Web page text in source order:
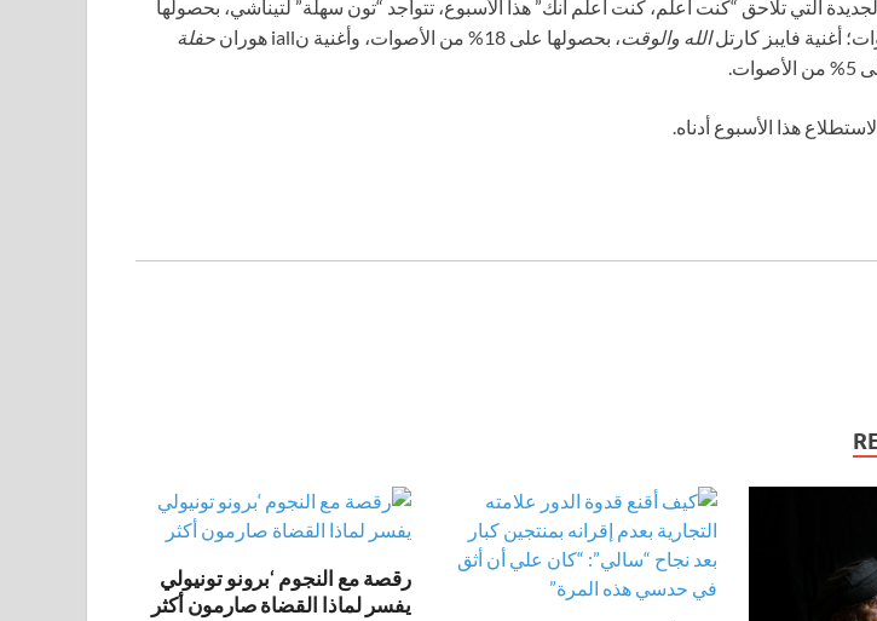
التي تلاحق “كنت أعلم، كنت أعلم أنك” هذا الأسبوع، تتواجد “تون سهلة” لتيناشي، بحصولها
الله والوقت، بحصولها على 18% من الأصوات، وأغنية نiall هوران
حفلة
لاستطلاع هذا الأسبوع أدناه.
رقصة مع النجوم ‘برونو تونيولي
يفسر لماذا القضاة صارمون أكثر